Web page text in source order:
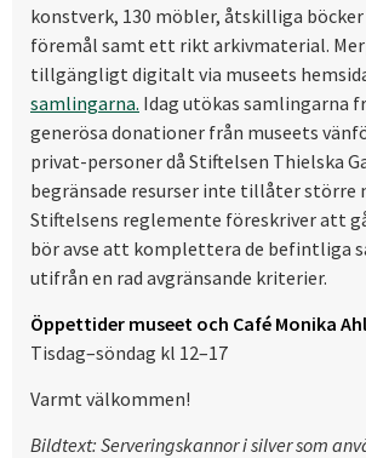
konstverk, 130 möbler, åtskilliga böcker
föremål samt ett rikt arkivmaterial.
tillgängligt digitalt via museets
samlingarna. Idag utökas samlingarna
generösa donationer från museets
privat-personer då Stiftelsen Thielska
begränsade resurser inte tillåter större
Stiftelsens reglemente föreskriver att
bör avse att komplettera de befintliga
utifrån en rad avgränsande kriterier.
Öppettider museet och Café Monika
Tisdag–söndag kl 12–17
Varmt välkommen!
Bildtext: Serveringskannor i silver som